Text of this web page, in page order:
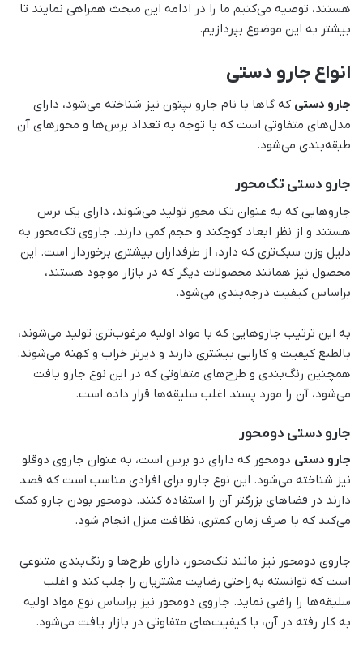
هستند، توصیه می‌کنیم ما را در ادامه این مبحث همراهی نمایند تا
بیشتر به این موضوع بپردازیم.
انواع جارو دستی
جارو دستی که گاها با نام جارو نپتون نیز شناخته می‌شود، دارای
مدل‌های متفاوتی است که با توجه به تعداد برس‌ها و محور‌های آن
طبقه‌بندی می‌شود.
جارو دستی تک‌محور
جاروهایی که به عنوان تک محور تولید می‌شوند، دارای یک برس
هستند و از نظر ابعاد کوچکند و حجم کمی دارند. جاروی تک‌محور به
دلیل وزن سبک‌تری که دارد، از طرفداران بیشتری برخوردار است. این
محصول نیز همانند محصولات دیگر که در بازار موجود هستند،
براساس کیفیت درجه‌بندی می‌شود.
به این ترتیب جاروهایی که با مواد اولیه مرغوب‌تری تولید می‌شوند،
بالطبع کیفیت و کارایی بیشتری دارند و دیرتر خراب و کهنه می‌شوند.
همچنین رنگ‌بندی و طرح‌های متفاوتی که در این نوع جارو یافت
می‌شود، آن را مورد پسند اغلب سلیقه‌ها قرار داده است.
جارو دستی دو‌محور
جارو دستی دو‌محور که دارای دو برس است، به عنوان جاروی دوقلو
نیز شناخته می‌شود. این نوع جارو برای افرادی مناسب است که قصد
دارند در فضاهای بزرگتر آن را استفاده کنند. دو‌محور بودن جارو کمک
می‌کند که با صرف زمان کمتری، نظافت منزل انجام شود.
جاروی دومحور نیز مانند تک‌محور، دارای طرح‌ها و رنگ‌بندی متنوعی
است که توانسته به‌راحتی رضایت مشتریان را جلب کند و اغلب
سلیقه‌ها را راضی نماید. جاروی دومحور نیز براساس نوع مواد اولیه
به کار رفته در آن، با کیفیت‌های متفاوتی در بازار یافت می‌شود.